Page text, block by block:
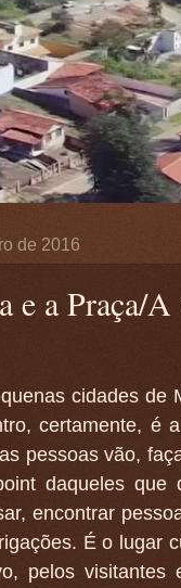
de 2016
e a Praça/
cidades de
certamente, é
pessoas vão,
daqueles que
encontrar
É o lugar
pelos visitantes